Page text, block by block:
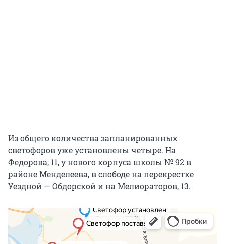
Из общего количества запланированных
светофоров уже установлены четыре. На
Федорова, 11, у нового корпуса школы № 92 в
районе Менделеева, в слободе на перекрестке
Уездной — Обдорской и на Мелиораторов, 13.